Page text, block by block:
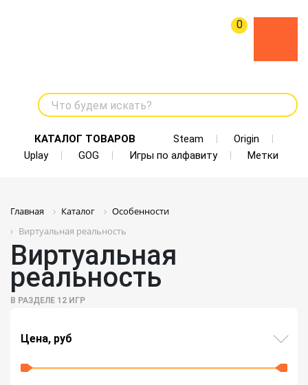
0
Что будем искать?
КАТАЛОГ ТОВАРОВ Steam
Origin
Uplay
GOG Игры по алфавиту Метки
Главная Каталог
Особенности
Виртуальная реальность
Виртуальная
реальность
В РАЗДЕЛЕ 12 ИГР
Цена, руб